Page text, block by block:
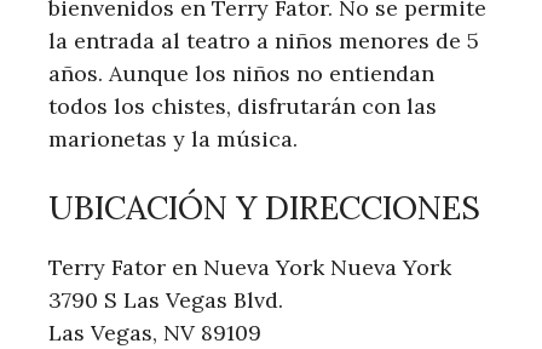
bienvenidos en Terry Fator. No se permite
la entrada al teatro a niños menores de 5
años. Aunque los niños no entiendan
todos los chistes, disfrutarán con las
marionetas y la música.
UBICACIÓN Y DIRECCIONES
Terry Fator en Nueva York Nueva York
3790 S Las Vegas Blvd.
Las Vegas, NV 89109